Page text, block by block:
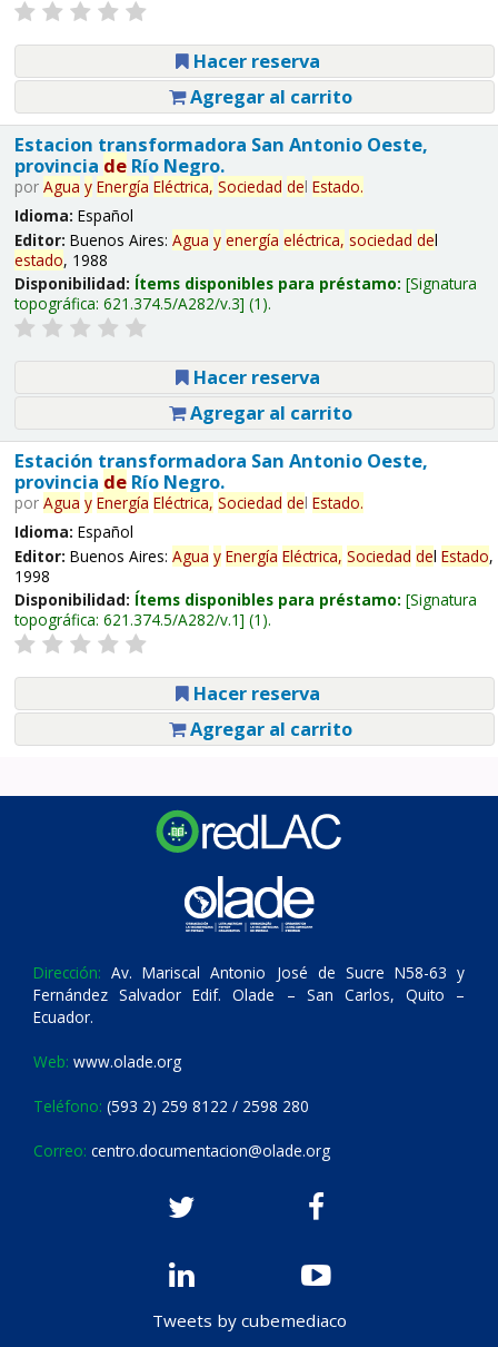
Hacer reserva
Agregar al carrito
Estacion transformadora San Antonio Oeste,
provincia deRío Negro.
por Agua y Energía Eléctrica, Sociedad del Estado.
Idioma: Español
Editor: Buenos Aires: Agua y energía eléctrica, sociedad del
estado, 1988
Disponibilidad: Ítems disponibles para préstamo: Signatura
topográfica: 621.374.5/A282/v.3 (1).
Hacer reserva
Agregar al carrito
Estación transformadora San Antonio Oeste,
provincia deRío Negro.
por Agua y Energía Eléctrica, Sociedad del Estado.
Idioma: Español
Editor: Buenos Aires: Agua y Energía Eléctrica, Sociedad del Estado,
1998
Disponibilidad: Ítems disponibles para préstamo: Signatura
topográfica: 621.374.5/A282/v.1 (1).
Hacer reserva
Agregar al carrito
Dirección: Av. Mariscal Antonio José de Sucre N58-63 y
Fernández Salvador Edif. Olade – San Carlos, Quito –
Ecuador.
Web: www.olade.org
Teléfono: (593 2) 259 8122 / 2598 280
Correo: centro.documentacion@olade.org
Tweets by cubemediaco